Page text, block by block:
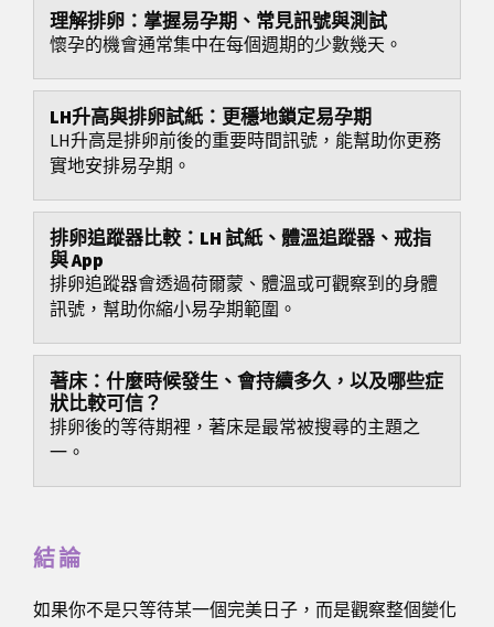
理解排卵：掌握易孕期、常見訊號與測試
懷孕的機會通常集中在每個週期的少數幾天。
LH升高與排卵試紙：更穩地鎖定易孕期
LH升高是排卵前後的重要時間訊號，能幫助你更務
實地安排易孕期。
排卵追蹤器比較：LH 試紙、體溫追蹤器、戒指
與 App
排卵追蹤器會透過荷爾蒙、體溫或可觀察到的身體
訊號，幫助你縮小易孕期範圍。
著床：什麼時候發生、會持續多久，以及哪些症
狀比較可信？
排卵後的等待期裡，著床是最常被搜尋的主題之
一。
結論
如果你不是只等待某一個完美日子，而是觀察整個變化